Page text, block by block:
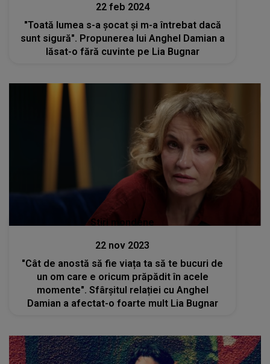
22 feb 2024
"Toată lumea s-a șocat și m-a întrebat dacă
sunt sigură". Propunerea lui Anghel Damian a
lăsat-o fără cuvinte pe Lia Bugnar
Stiri mondene
22 nov 2023
"Cât de anostă să fie viața ta să te bucuri de
un om care e oricum prăpădit în acele
momente". Sfârșitul relației cu Anghel
Damian a afectat-o foarte mult Lia Bugnar